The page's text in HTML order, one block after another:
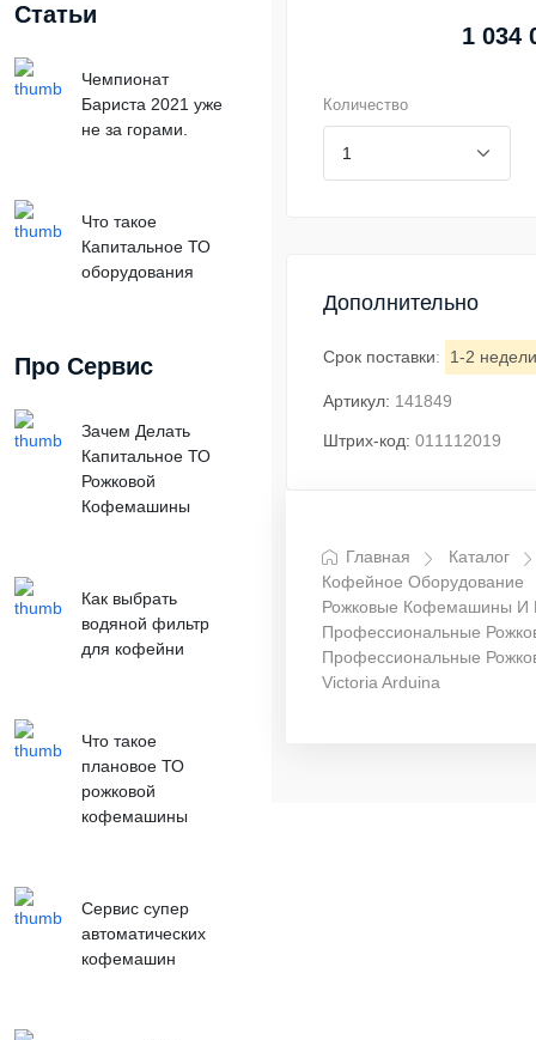
Статьи
Чемпионат
Бариста 2021 уже
не за горами.
Что такое
Капитальное ТО
оборудования
Про Сервис
Зачем Делать
Капитальное ТО
Рожковой
Кофемашины
Как выбрать
водяной фильтр
для кофейни
Что такое
плановое ТО
рожковой
кофемашины
Сервис супер
автоматических
кофемашин
1 034
Количество
Дополнительно
Срок поставки: 1-2 недели
Артикул: 141849
Штрих-код: 011112019
Главная
Каталог
Кофейное Оборудование
Рожковые Кофемашины И
Профессиональные
Профессиональные
Victoria Arduina